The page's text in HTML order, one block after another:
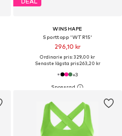
WINSHAPE
Sporttopp 'WTR15'
296,10 kr
Ordinarie pris: 329,00 kr
Senaste lägsta pris:263,20 kr
+3